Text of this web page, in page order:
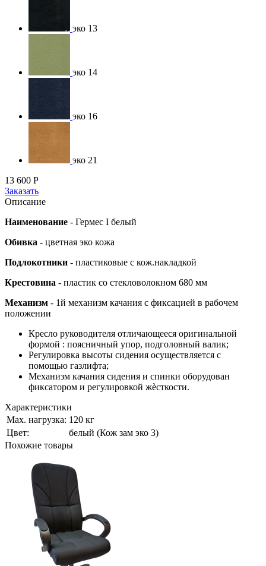
эко 13
эко 14
эко 16
эко 21
13 600 Р
Заказать
Описание
Наименование - Гермес I белый
Обивка - цветная эко кожа
Подлокотники - пластиковые с кож.накладкой
Крестовина - пластик со стекловолокном 680 мм
Механизм - 1й механизм качания с фиксацией в рабочем
положении
Кресло руководителя отличающееся оригинальной
формой : поясничный упор, подголовный валик;
Регулировка высоты сидения осуществляется с
помощью газлифта;
Механизм качания сидения и спинки оборудован
фиксатором и регулировкой жѐсткости.
Характеристики
Мах. нагрузка: 120 кг
Цвет:
белый (Кож зам эко 3)
Похожие товары